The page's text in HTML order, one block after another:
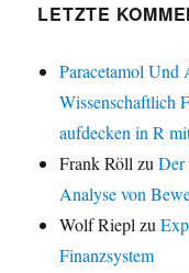
LETZTE
Paracetamol Und
Wissenschaftlich
aufdecken in R
Frank Röll zuDer
Analyse von
Wolf Riepl zu
Finanzsystem